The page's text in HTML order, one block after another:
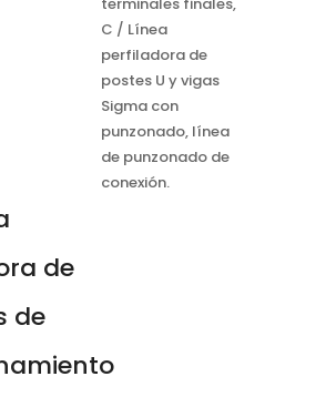
C / Línea
perfiladora de
postes U y vigas
Sigma con
punzonado, línea
de punzonado de
conexión.
de
de